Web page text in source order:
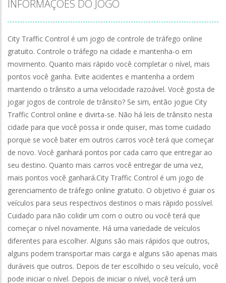
INFORMAÇÕES DO JOGO
City Traffic Control é um jogo de controle de tráfego online
gratuito. Controle o tráfego na cidade e mantenha-o em
movimento. Quanto mais rápido você completar o nível, mais
pontos você ganha. Evite acidentes e mantenha a ordem
mantendo o trânsito a uma velocidade razoável. Você gosta de
jogar jogos de controle de trânsito? Se sim, então jogue City
Traffic Control online e divirta-se. Não há leis de trânsito nesta
cidade para que você possa ir onde quiser, mas tome cuidado
porque se você bater em outros carros você terá que começar
de novo. Você ganhará pontos por cada carro que entregar ao
seu destino. Quanto mais carros você entregar de uma vez,
mais pontos você ganhará.City Traffic Control é um jogo de
gerenciamento de tráfego online gratuito. O objetivo é guiar os
veículos para seus respectivos destinos o mais rápido possível.
Cuidado para não colidir um com o outro ou você terá que
começar o nível novamente. Há uma variedade de veículos
diferentes para escolher. Alguns são mais rápidos que outros,
alguns podem transportar mais carga e alguns são apenas mais
duráveis que outros. Depois de ter escolhido o seu veículo, você
pode iniciar o nível. Depois de iniciar o nível, você terá um